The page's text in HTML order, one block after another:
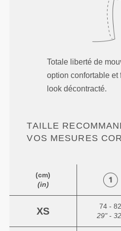
Totale liberté de
option confortable et
look décontracté.
TAILLE
VOS MESURES
(cm)
(in)
XS
74 - 82
29" -